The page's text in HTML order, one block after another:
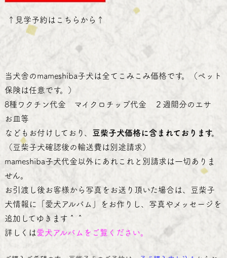
↑ 見学予約はこちらから ↑
当犬舎のmameshiba子犬は全てこみこみ価格です。（ペット
保険は任意です。）
8種ワクチン代金 マイクロチップ代金 ２週間分のエサ
お皿等
などもお付けしており、 豆柴子犬価格に含まれております。
（豆柴子犬確認後の輸送費は別途請求）
mameshiba子犬代金以外にあれこれと別請求は一切ありま
せん。
お引渡し後お客様から写真をお送り頂いた場合は、豆柴子
犬情報に「愛犬アルバム」をお作りし、写真やメッセージを
追加してゆきます＾＾
詳しくは愛犬アルバム をご覧ください。